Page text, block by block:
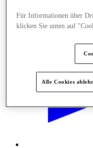
Für Informationen über
klicken Sie unten auf
Alle Cookies